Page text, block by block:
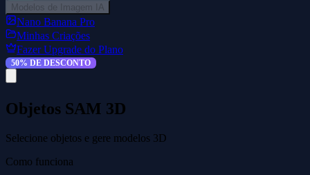
Modelos de Imagem IA
Nano Banana Pro
Minhas Criações
Fazer Upgrade do Plano
50% DE DESCONTO
Objetos SAM 3D
Selecione objetos e gere modelos 3D
Como funciona